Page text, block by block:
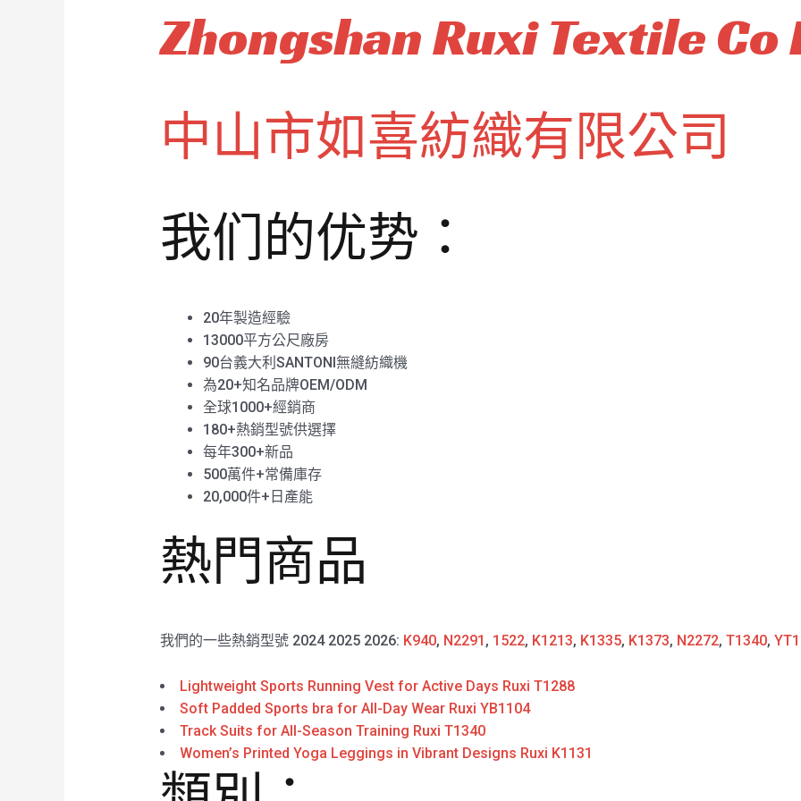
Zhongshan Ruxi Textile Co
中山市如喜紡織有限公司
我们的优势：
20年製造經驗
13000平方公尺廠房
90台義大利SANTONI無縫紡織機
為20+知名品牌OEM/ODM
全球1000+經銷商
180+熱銷型號供選擇
每年300+新品
500萬件+常備庫存
20,000件+日產能
熱門商品
我們的一些熱銷型號 2024 2025 2026: K940, N2291 , 1522, K1213, K1335, K1373, N2272, T1340,
Lightweight Sports Running Vest for Active Days Ruxi T1288
Soft Padded Sports bra for All-Day Wear Ruxi YB1104
Track Suits for All-Season Training Ruxi T1340
Women’s Printed Yoga Leggings in Vibrant Designs Ruxi K1131